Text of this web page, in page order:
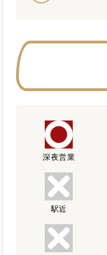
深夜営業
駅近